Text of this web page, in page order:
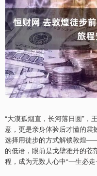
“大漠孤烟直，长河落日圆”，
意，更是亲身体验后才懂的震
选择用徒步的方式解锁敦煌
的低语，眼前是戈壁雅丹的苍
程，成为无数人心中“一生必走